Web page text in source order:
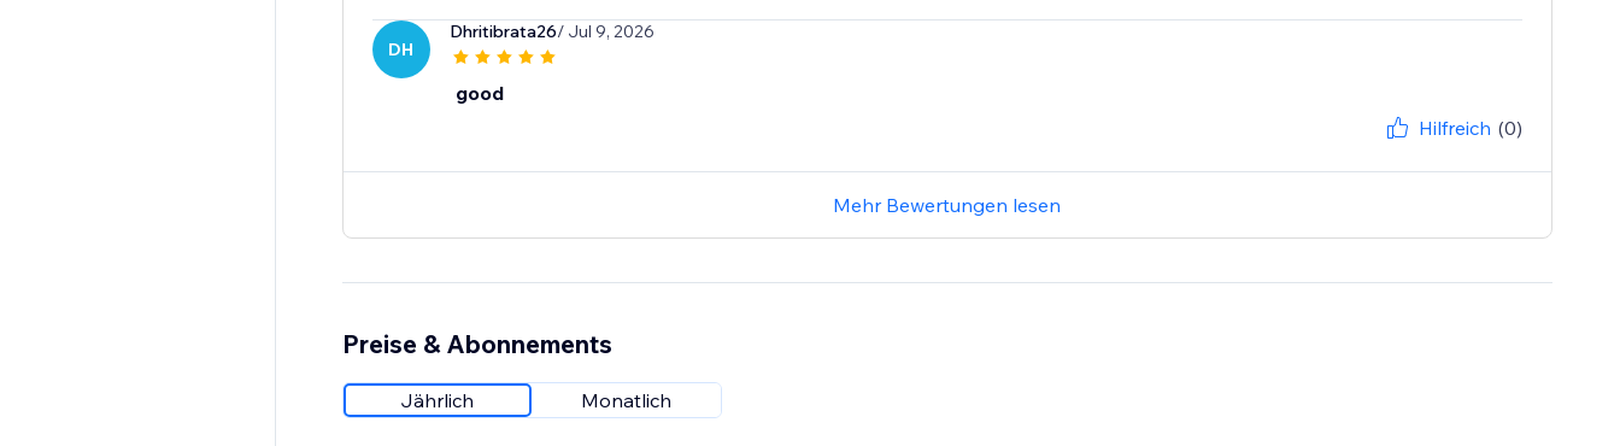
DH
Dhritibrata26/ Jul 9, 2026
good
Hilfreich (0)
Mehr Bewertungen lesen
Preise & Abonnements
Jährlich Monatlich